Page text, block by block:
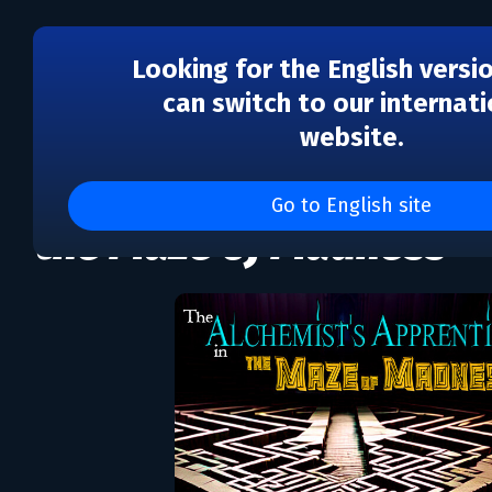
Looking for the English
can switch to our
website.
Go to English site
The Alchemist's
the Maze of Madness